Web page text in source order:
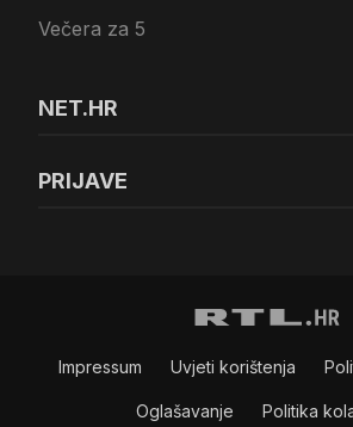
Večera za 5
NET.HR
PRIJAVE
Impressum Uvjeti korištenja
Oglašavanje Politika